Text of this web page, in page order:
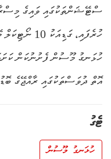
ސްޓޭޝަންތަކުގައި ވައިގެ
ހުރެފައި،
ހުޅަނގު މޫސުން ފެށުނުކަން
އޮތް ދުވަސްތަކުގައި ރާއްޖޭގެ
ޓެގު
ހުޅަނގު މޫސުން